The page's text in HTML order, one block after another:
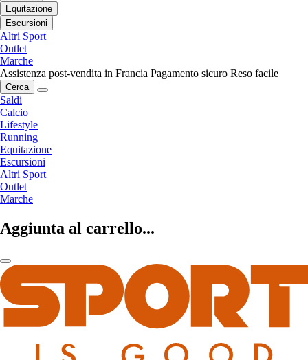
Equitazione
Escursioni
Altri Sport
Outlet
Marche
Assistenza post-vendita in Francia Pagamento sicuro Reso facile
Cerca
Saldi
Calcio
Lifestyle
Running
Equitazione
Escursioni
Altri Sport
Outlet
Marche
Aggiunta al carrello...